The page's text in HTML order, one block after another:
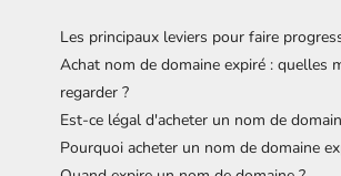
Les principaux leviers pour faire
Achat nom de domaine expiré : quelles
regarder ?
Est-ce légal d'acheter un nom de
Pourquoi acheter un nom de domaine